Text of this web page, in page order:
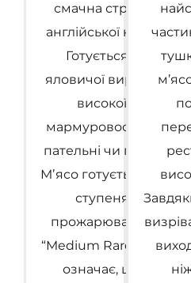
смачна страва
англійської кухні.
Готується з
яловичої вирізки
високої
мармуровості на
пательні чи грилі.
Мʼясо готується до
ступеня
прожарювання
“Medium Rare”, що
означає, що